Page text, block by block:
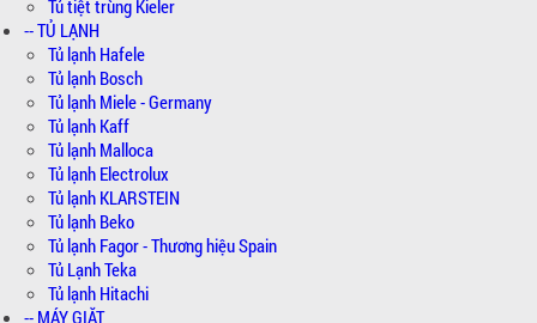
Tủ tiệt trùng Kieler
-- TỦ LẠNH
Tủ lạnh Hafele
Tủ lạnh Bosch
Tủ lạnh Miele - Germany
Tủ lạnh Kaff
Tủ lạnh Malloca
Tủ lạnh Electrolux
Tủ lạnh KLARSTEIN
Tủ lạnh Beko
Tủ lạnh Fagor - Thương hiệu Spain
Tủ Lạnh Teka
Tủ lạnh Hitachi
-- MÁY GIẶT